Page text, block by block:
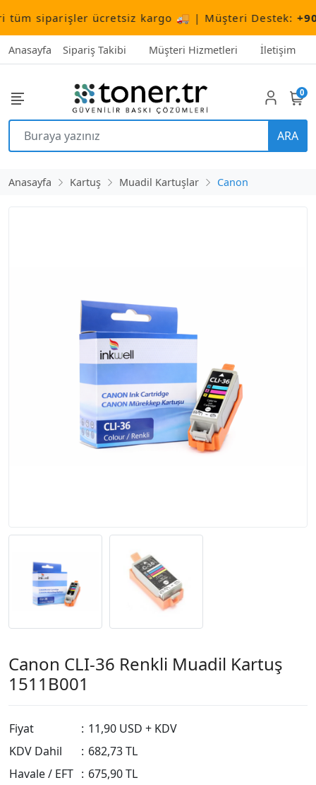
siparişler ücretsiz kargo 🚚 | Müşteri Destek:+90
Anasayfa Sipariş Takibi Müşteri Hizmetleri İletişim
ARA
0
Anasayfa Kartuş Muadil Kartuşlar Canon
Canon CLI-36 Renkli Muadil Kartuş
1511B001
Fiyat : 11,90 USD + KDV
KDV Dahil
: 682,73 TL
Havale / EFT : 675,90 TL